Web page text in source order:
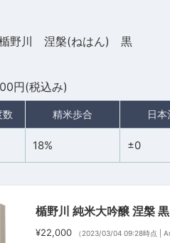
野川 涅槃(ねはん) 黒
円(税込み)
数 精米歩合 日
18% ±0
楯野川 純米大吟醸 涅槃
¥22,000 （2023/03/04 09:28時点 |